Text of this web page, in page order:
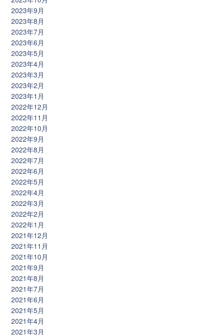
2023年9月
2023年8月
2023年7月
2023年6月
2023年5月
2023年4月
2023年3月
2023年2月
2023年1月
2022年12月
2022年11月
2022年10月
2022年9月
2022年8月
2022年7月
2022年6月
2022年5月
2022年4月
2022年3月
2022年2月
2022年1月
2021年12月
2021年11月
2021年10月
2021年9月
2021年8月
2021年7月
2021年6月
2021年5月
2021年4月
2021年3月